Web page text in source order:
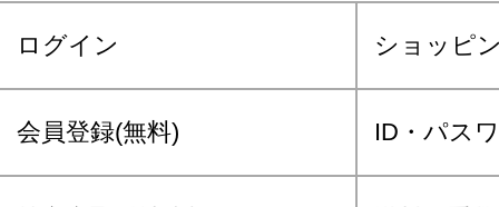
ログイン ショッピ
会員登録(無料) ID・パス